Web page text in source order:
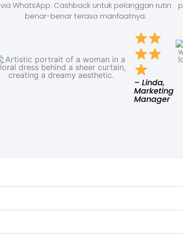
via WhatsApp. Cashback untuk pelanggan rutin
benar-benar terasa manfaatnya.
– Linda,
Marketing
Manager